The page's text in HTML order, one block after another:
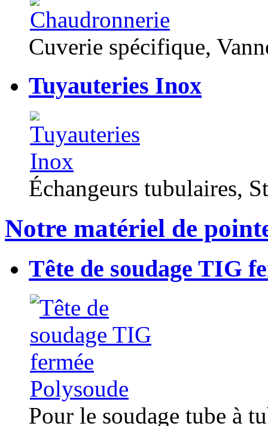
Cuverie spécifique,
Tuyauteries Inox
Échangeurs tubulaires,
Notre matériel de
Tête de soudage TIG
Pour le soudage tube à